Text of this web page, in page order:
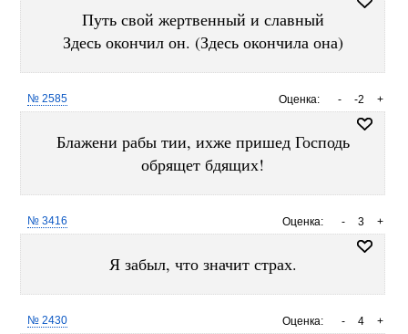
Путь свой жертвенный и славный
Здесь окончил он. (Здесь окончила она)
Оценка: +
-2
-
№ 2585
Блажени рабы тии, ихже пришед Господь
обрящет бдящих!
Оценка: +
3
-
№ 3416
Я забыл, что значит страх.
Оценка: +
4
-
№ 2430